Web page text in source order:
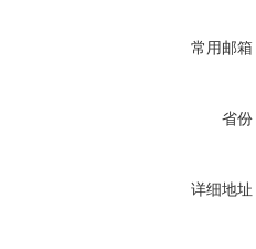
常用邮箱
省份
详细地址